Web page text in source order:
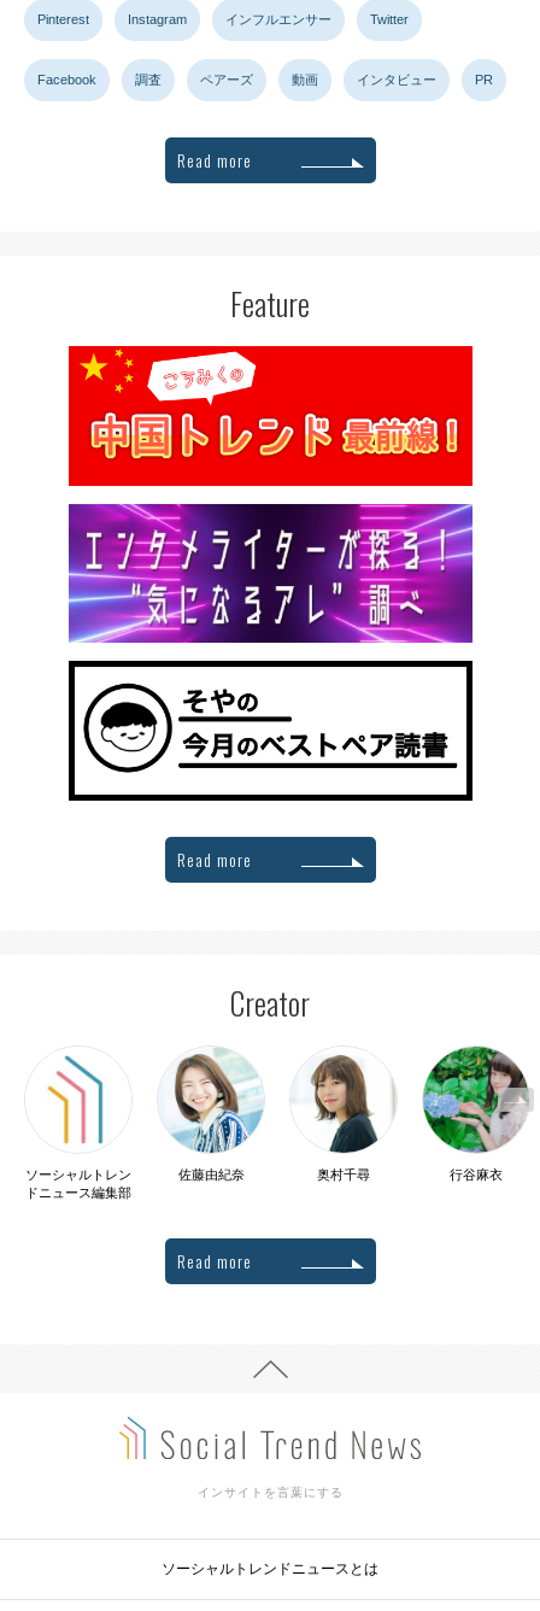
Pinterest Instagram インフルエンサー Twitter
Facebook 調査 ペアーズ 動画 インタビュー PR
Read more
Feature
Read more
Creator
ソーシャルトレン
ドニュース編集部
佐藤由紀奈 奥村千尋 行谷麻衣
Read more
インサイトを言葉にする
ソーシャルトレンドニュースとは